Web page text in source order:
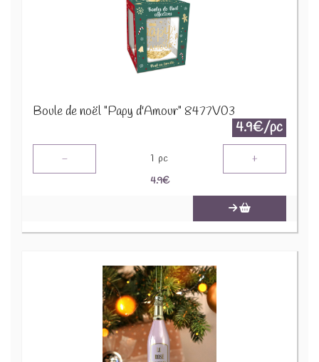
Boule de noël "Papy d'Amour" 8477V03
4.9€/pc
- 1 pc +
4.9€